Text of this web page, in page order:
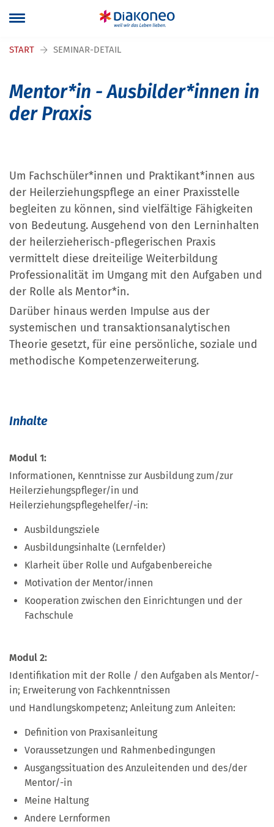
START SEMINAR-DETAIL
Mentor*in - Ausbilder*innen in
der Praxis
Um Fachschüler*innen und Praktikant*innen aus
der Heilerziehungspflege an einer Praxisstelle
begleiten zu können, sind vielfältige Fähigkeiten
von Bedeutung. Ausgehend von den Lerninhalten
der heilerzieherisch-pflegerischen Praxis
vermittelt diese dreiteilige Weiterbildung
Professionalität im Umgang mit den Aufgaben und
der Rolle als Mentor*in.
Darüber hinaus werden Impulse aus der
systemischen und transaktionsanalytischen
Theorie gesetzt, für eine persönliche, soziale und
methodische Kompetenzerweiterung.
Inhalte
Modul 1:
Informationen, Kenntnisse zur Ausbildung zum/zur
Heilerziehungspfleger/in und
Heilerziehungspflegehelfer/-in:
Ausbildungsziele
Ausbildungsinhalte (Lernfelder)
Klarheit über Rolle und Aufgabenbereiche
Motivation der Mentor/innen
Kooperation zwischen den Einrichtungen und der
Fachschule
Modul 2:
Identifikation mit der Rolle / den Aufgaben als Mentor/-
in; Erweiterung von Fachkenntnissen
und Handlungskompetenz; Anleitung zum Anleiten:
Definition von Praxisanleitung
Voraussetzungen und Rahmenbedingungen
Ausgangssituation des Anzuleitenden und des/der
Mentor/-in
Meine Haltung
Andere Lernformen